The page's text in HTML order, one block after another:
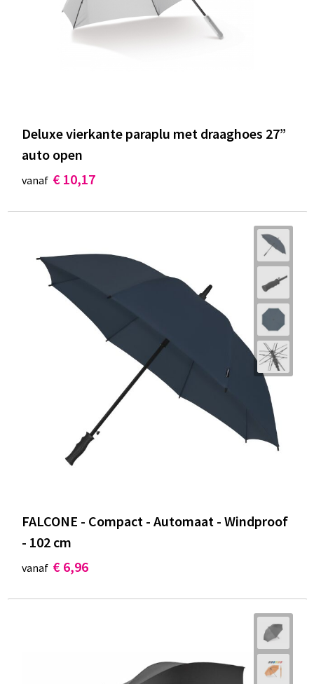
Deluxe vierkante paraplu met draaghoes 27”
auto open
vanaf € 10,17
FALCONE - Compact - Automaat - Windproof
- 102 cm
vanaf € 6,96